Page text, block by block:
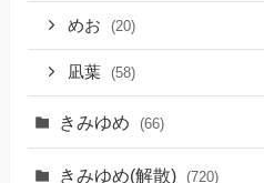
めお (20)
凪葉 (58)
きみゆめ (66)
きみゆめ(解散) (720)